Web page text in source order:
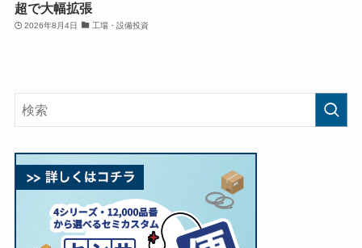
超で大幅拡張
2026年8月4日 工場・設備投資